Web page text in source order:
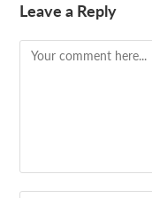
Leave a Reply